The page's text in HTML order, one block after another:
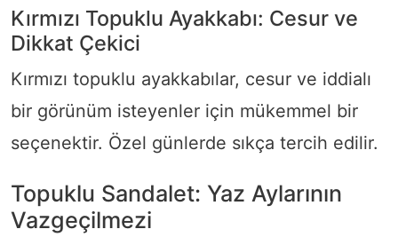
Kırmızı Topuklu Ayakkabı: Cesur ve
Dikkat Çekici
Kırmızı topuklu ayakkabılar, cesur ve iddialı
bir görünüm isteyenler için mükemmel bir
seçenektir. Özel günlerde sıkça tercih edilir.
Topuklu Sandalet: Yaz Aylarının
Vazgeçilmezi